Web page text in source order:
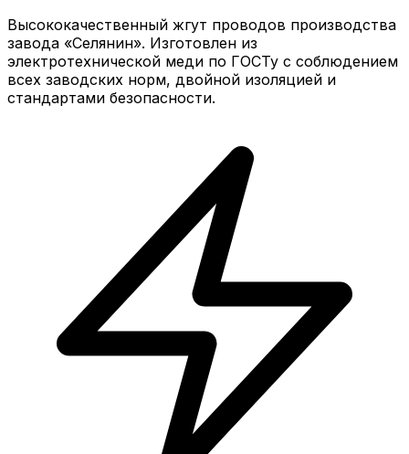
Высококачественный жгут проводов производства
завода «Селянин». Изготовлен из
электротехнической меди по ГОСТу с соблюдением
всех заводских норм, двойной изоляцией и
стандартами безопасности.